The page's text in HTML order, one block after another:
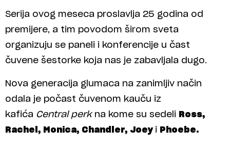
Serija ovog meseca proslavlja 25 godina od
premijere, a tim povodom širom sveta
organizuju se paneli i konferencije u čast
čuvene šestorke koja nas je zabavljala dugo.
Nova generacija glumaca na zanimljiv način
odala je počast čuvenom kauču iz
kafića Central perkna kome su sedeli Ross,
Rachel, Monica, Chandler, Joey i Phoebe.